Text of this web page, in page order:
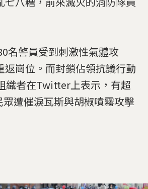
名警員受到刺激性氣體攻
返崗位。而封鎖佔領抗議行動
織者在Twitter上表示，有超
遭催淚瓦斯與胡椒噴霧攻擊